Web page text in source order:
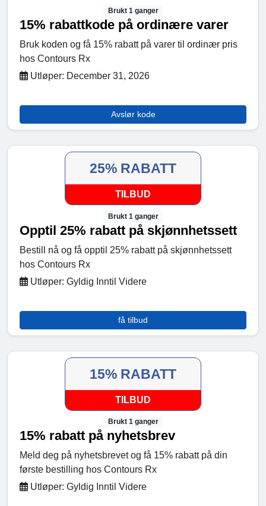
Brukt 1 ganger
15% rabattkode på ordinære varer
Bruk koden og få 15% rabatt på varer til ordinær pris
hos Contours Rx
Utløper: December 31, 2026
Avslør kode
25% RABATT
TILBUD
Brukt 1 ganger
Opptil 25% rabatt på skjønnhetssett
Bestill nå og få opptil 25% rabatt på skjønnhetssett
hos Contours Rx
Utløper: Gyldig Inntil Videre
få tilbud
15% RABATT
TILBUD
Brukt 1 ganger
15% rabatt på nyhetsbrev
Meld deg på nyhetsbrevet og få 15% rabatt på din
første bestilling hos Contours Rx
Utløper: Gyldig Inntil Videre